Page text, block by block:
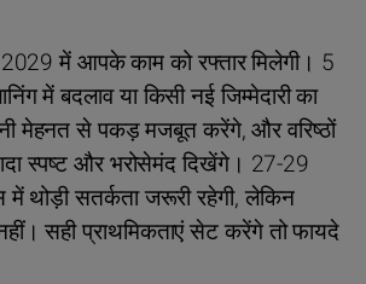
2029 में आपके काम को रफ्तार मिलेगी। 5
में बदलाव या किसी नई जिम्मेदारी का
से पकड़ मजबूत करेंगे, और वरिष्ठों
स्पष्ट और भरोसेमंद दिखेंगे। 27-29
में थोड़ी सतर्कता जरूरी रहेगी, लेकिन
सही प्राथमिकताएं सेट करेंगे तो फायदे